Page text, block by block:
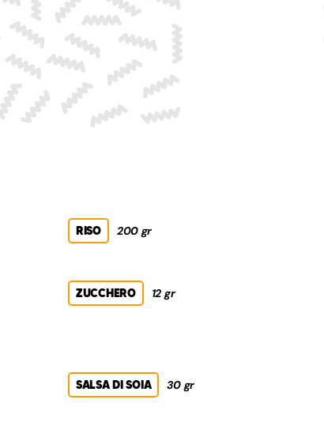
RISO 200 gr
ZUCCHERO 12 gr
SALSA DI SOIA 30 gr